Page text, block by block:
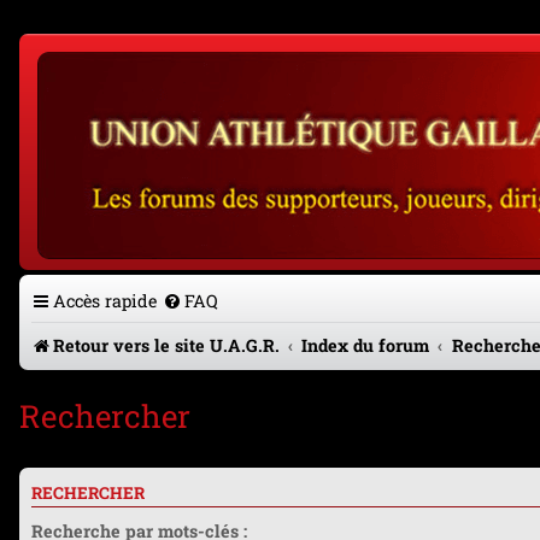
Accès rapide
FAQ
Retour vers le site U.A.G.R.
Index du forum
Rechercher
RECHERCHER
Recherche par mots-clés :